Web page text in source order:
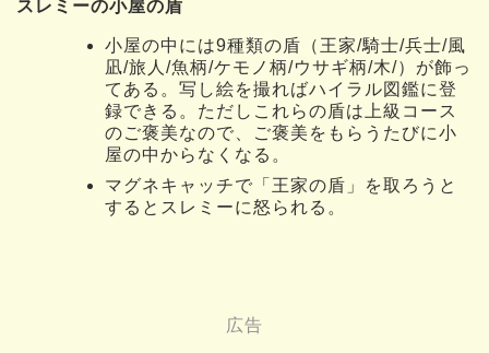
スレミーの小屋の盾
小屋の中には9種類の盾（王家/騎士/兵士/風
凪/旅人/魚柄/ケモノ柄/ウサギ柄/木/）が飾っ
てある。写し絵を撮ればハイラル図鑑に登
録できる。ただしこれらの盾は上級コース
のご褒美なので、ご褒美をもらうたびに小
屋の中からなくなる。
マグネキャッチで「王家の盾」を取ろうと
するとスレミーに怒られる。